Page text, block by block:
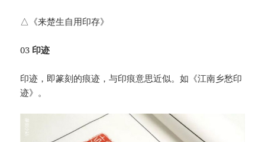
△《来楚生自用印存》
03 印迹
印迹，即篆刻的痕迹，与印痕意思近似。如《江南乡愁印
迹》。